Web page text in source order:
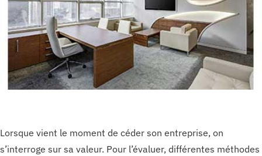
Lorsque vient le moment de céder son entreprise, on
s’interroge sur sa valeur. Pour l’évaluer, différentes méthodes